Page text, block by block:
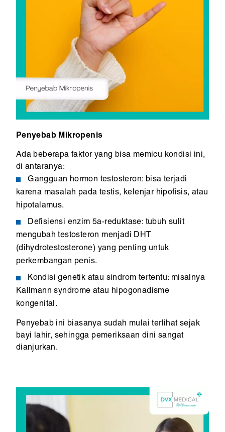
Penyebab Mikropenis
Ada beberapa faktor yang bisa memicu kondisi ini,
di antaranya:
Gangguan hormon testosteron: bisa terjadi
karena masalah pada testis, kelenjar hipofisis, atau
hipotalamus.
Defisiensi enzim 5a-reduktase: tubuh sulit
mengubah testosteron menjadi DHT
(dihydrotestosterone) yang penting untuk
perkembangan penis.
Kondisi genetik atau sindrom tertentu: misalnya
Kallmann syndrome atau hipogonadisme
kongenital.
Penyebab ini biasanya sudah mulai terlihat sejak
bayi lahir, sehingga pemeriksaan dini sangat
dianjurkan.